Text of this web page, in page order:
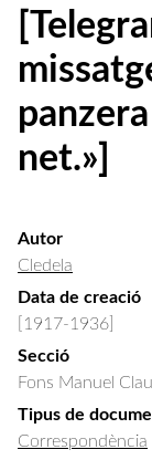
net.»]
Autor
Cledela
Data de creació
[1917-1936]
Secció
Fons Manuel
Tipus de
Correspondència